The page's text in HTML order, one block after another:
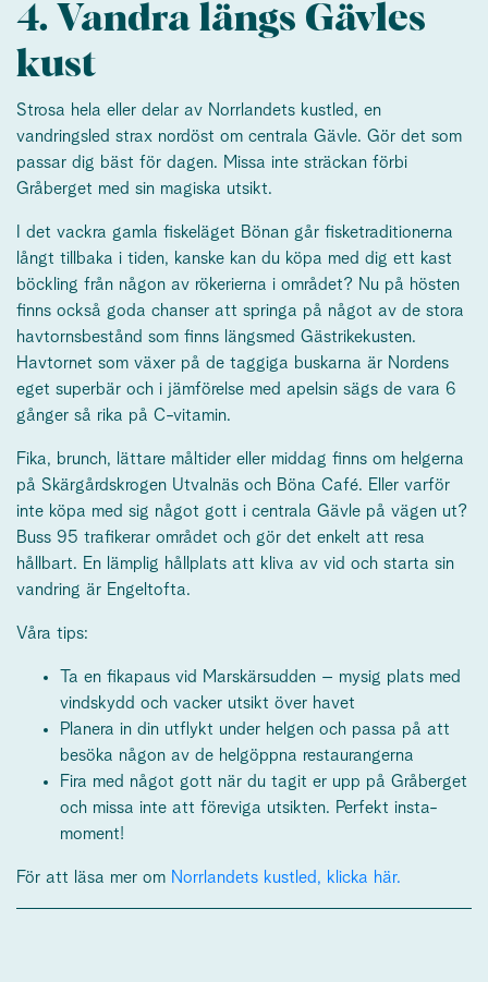
4. Vandra längs Gävles
kust
Strosa hela eller delar av Norrlandets kustled, en
vandringsled strax nordöst om centrala Gävle. Gör det som
passar dig bäst för dagen. Missa inte sträckan förbi
Gråberget med sin magiska utsikt.
I det vackra gamla fiskeläget Bönan går fisketraditionerna
långt tillbaka i tiden, kanske kan du köpa med dig ett kast
böckling från någon av rökerierna i området? Nu på hösten
finns också goda chanser att springa på något av de stora
havtornsbestånd som finns längsmed Gästrikekusten.
Havtornet som växer på de taggiga buskarna är Nordens
eget superbär och i jämförelse med apelsin sägs de vara 6
gånger så rika på C-vitamin.
Fika, brunch, lättare måltider eller middag finns om helgerna
på Skärgårdskrogen Utvalnäs och Böna Café. Eller varför
inte köpa med sig något gott i centrala Gävle på vägen ut?
Buss 95 trafikerar området och gör det enkelt att resa
hållbart. En lämplig hållplats att kliva av vid och starta sin
vandring är Engeltofta.
Våra tips:
Ta en fikapaus vid Marskärsudden – mysig plats med
vindskydd och vacker utsikt över havet
Planera in din utflykt under helgen och passa på att
besöka någon av de helgöppna restaurangerna
Fira med något gott när du tagit er upp på Gråberget
och missa inte att föreviga utsikten. Perfekt insta-
moment!
För att läsa mer om Norrlandets kustled, klicka här.